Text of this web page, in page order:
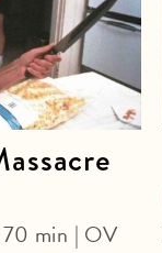
min | OV